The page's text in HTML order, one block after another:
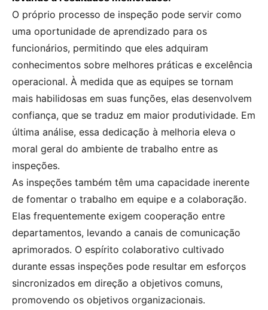
O próprio processo de inspeção pode servir como
uma oportunidade de aprendizado para os
funcionários, permitindo que eles adquiram
conhecimentos sobre melhores práticas e excelência
operacional. À medida que as equipes se tornam
mais habilidosas em suas funções, elas desenvolvem
confiança, que se traduz em maior produtividade. Em
última análise, essa dedicação à melhoria eleva o
moral geral do ambiente de trabalho entre as
inspeções.
As inspeções também têm uma capacidade inerente
de fomentar o trabalho em equipe e a colaboração.
Elas frequentemente exigem cooperação entre
departamentos, levando a canais de comunicação
aprimorados. O espírito colaborativo cultivado
durante essas inspeções pode resultar em esforços
sincronizados em direção a objetivos comuns,
promovendo os objetivos organizacionais.